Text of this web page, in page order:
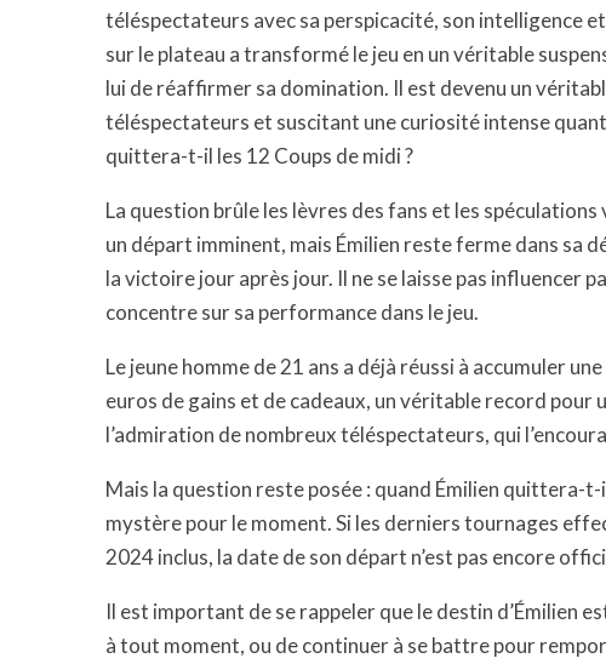
téléspectateurs avec sa perspicacité, son intelligence
sur le plateau a transformé le jeu en un véritable
lui de réaffirmer sa domination. Il est devenu un
téléspectateurs et suscitant une curiosité intense
quittera-t-il les 12 Coups de midi ?
La question brûle les lèvres des fans et les
un départ imminent, mais Émilien reste ferme dans sa
la victoire jour après jour. Il ne se laisse pas influencer
concentre sur sa performance dans le jeu.
Le jeune homme de 21 ans a déjà réussi à accumuler
euros de gains et de cadeaux, un véritable record pour
l’admiration de nombreux téléspectateurs, qui
Mais la question reste posée : quand Émilien quittera-t-
mystère pour le moment. Si les derniers tournages
2024 inclus, la date de son départ n’est pas encore
Il est important de se rappeler que le destin d’Émilien
à tout moment, ou de continuer à se battre pour